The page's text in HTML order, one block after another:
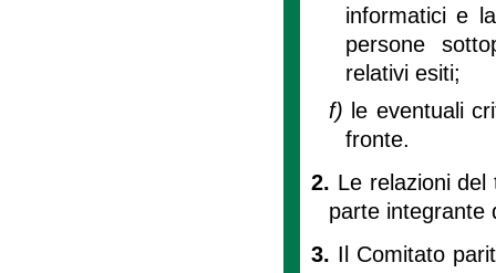
informatici e
persone
relativi esiti;
f) le eventuali
fronte.
2. Le relazioni
parte integrante
3. Il Comitato